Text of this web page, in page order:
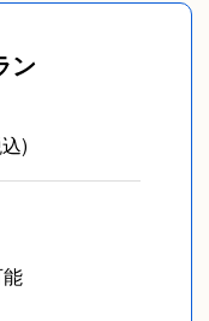
ン
)